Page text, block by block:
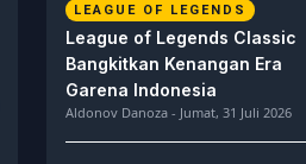
LEAGUE OF LEGENDS
League of Legends Classic
Bangkitkan Kenangan Era
Garena Indonesia
Aldonov Danoza - Jumat, 31 Juli 2026